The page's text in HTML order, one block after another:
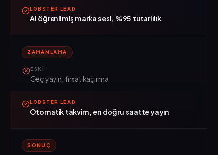
LOBSTER LEAD
AI öğrenilmiş marka sesi, %95 tutarlılık
ZAMANLAMA
ESKI
Geç yayın, fırsat kaçırma
LOBSTER LEAD
Otomatik takvim, en doğru saatte yayın
SONUÇ